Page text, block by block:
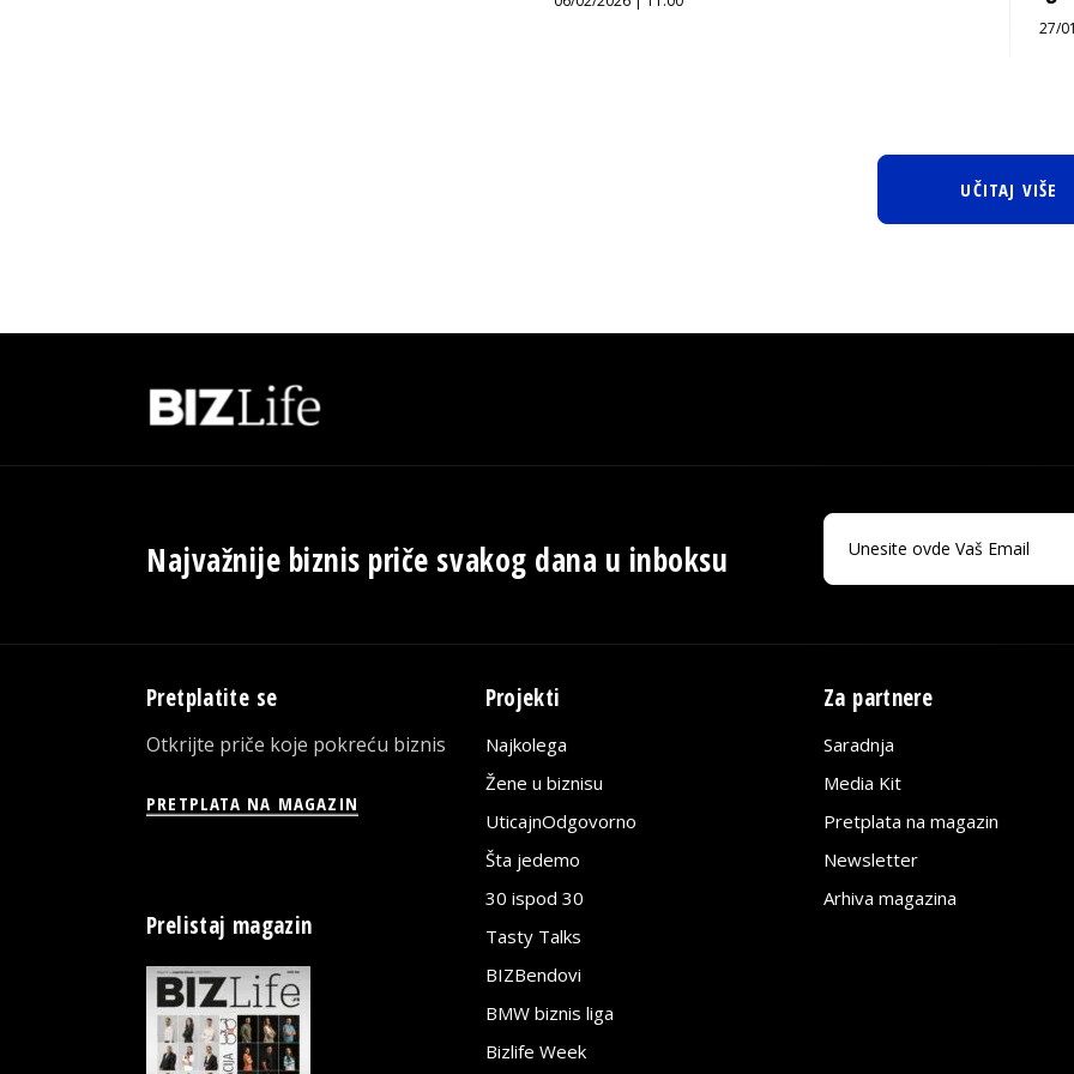
27/
UČITAJ VIŠE
Najvažnije biznis priče svakog dana u inboksu
Pretplatite se
Otkrijte priče koje pokreću biznis
PRETPLATA NA MAGAZIN
Prelistaj magazin
Projekti
Najkolega
Žene u biznisu
UticajnOdgovorno
Šta jedemo
30 ispod 30
Tasty Talks
BIZBendovi
BMW biznis liga
Bizlife Week
Za partnere
Saradnja
Media Kit
Pretplata na magazin
Newsletter
Arhiva magazina